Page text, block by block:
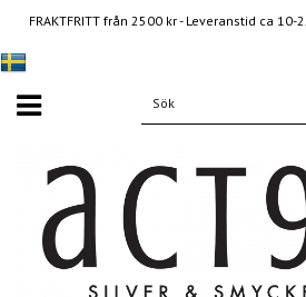
FRAKTFRITT från 2500 kr - Leveranstid ca